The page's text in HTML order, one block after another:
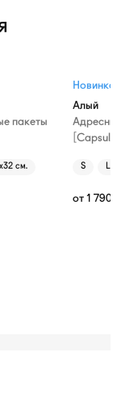
пакеты
см.
Новинка
Алый
S L
от 1 790